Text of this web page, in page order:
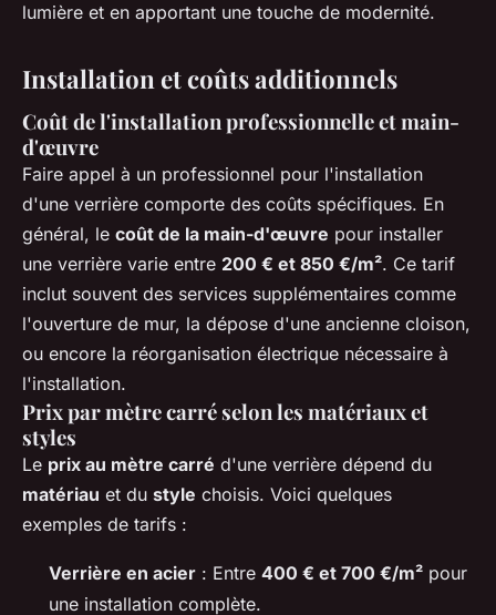
lumière et en apportant une touche de modernité.
Installation et coûts additionnels
Coût de l'installation professionnelle et main-
d'œuvre
Faire appel à un professionnel pour l'installation
d'une verrière comporte des coûts spécifiques. En
général, le coût de la main-d'œuvre pour installer
une verrière varie entre 200 € et 850 €/m². Ce tarif
inclut souvent des services supplémentaires comme
l'ouverture de mur, la dépose d'une ancienne cloison,
ou encore la réorganisation électrique nécessaire à
l'installation.
Prix par mètre carré selon les matériaux et
styles
Le prix au mètre carré d'une verrière dépend du
matériau et du style choisis. Voici quelques
exemples de tarifs :
Verrière en acier : Entre 400 € et 700 €/m² pour
une installation complète.